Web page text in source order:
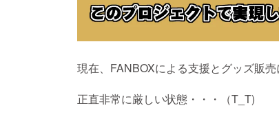
現在、FANBOXによる支援とグッズ販
正直非常に厳しい状態・・・（T_T)